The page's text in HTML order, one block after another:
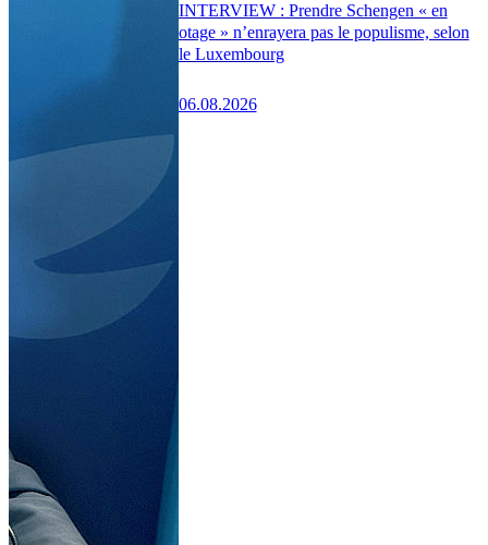
INTERVIEW : Prendre Schengen « en
otage » n’enrayera pas le populisme, selon
le Luxembourg
06.08.2026